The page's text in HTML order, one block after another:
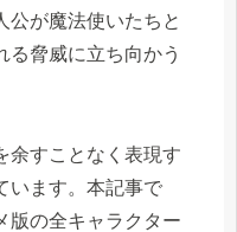
公が魔法使いたちと
る脅威に立ち向かう
余すことなく表現す
います。本記事で
版の全キャラクター